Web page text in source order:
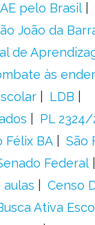
pelo Brasil
João da
de
às
LDB
PL 2324/
Félix BA São
Federal
Censo
Ativa